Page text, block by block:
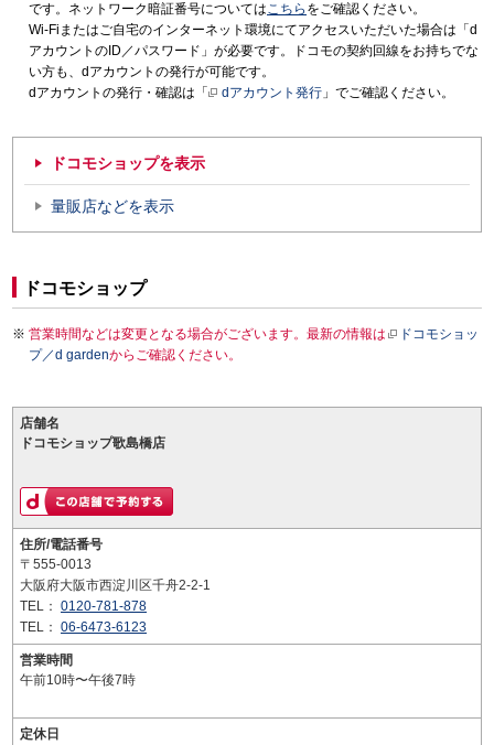
です。ネットワーク暗証番号についてはこちら をご確認ください。
Wi-Fiまたはご自宅のインターネット環境にてアクセスいただいた場合は「d
アカウントのID／パスワード」が必要です。ドコモの契約回線をお持ちでな
い方も、dアカウントの発行が可能です。
dアカウントの発行・確認は「
dアカウント発行 」でご確認ください。
ドコモショップを表示
量販店などを表示
ドコモショップ
営業時間などは変更となる場合がございます。最新の情報は
ドコモショッ
プ／d gardenからご確認ください。
店舗名
ドコモショップ歌島橋店
住所/電話番号
〒555-0013
大阪府大阪市西淀川区千舟2-2-1
TEL： 0120-781-878
TEL： 06-6473-6123
営業時間
午前10時〜午後7時
定休日